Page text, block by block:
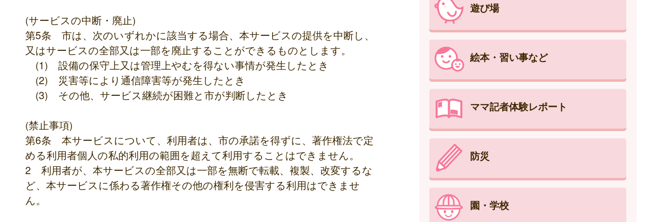
(サービスの中断・廃止)
第5条 市は、次のいずれかに該当する場合、本サービスの提供を中断し、
又はサービスの全部又は一部を廃止することができるものとします。
(1) 設備の保守上又は管理上やむを得ない事情が発生したとき
(2) 災害等により通信障害等が発生したとき
(3) その他、サービス継続が困難と市が判断したとき
(禁止事項)
第6条 本サービスについて、利用者は、市の承諾を得ずに、著作権法で定
める利用者個人の私的利用の範囲を超えて利用することはできません。
2 利用者が、本サービスの全部又は一部を無断で転載、複製、改変するな
ど、本サービスに係わる著作権その他の権利を侵害する利用はできませ
ん。
遊び場
絵本・習い事など
ママ記者体験レポート
防災
園・学校